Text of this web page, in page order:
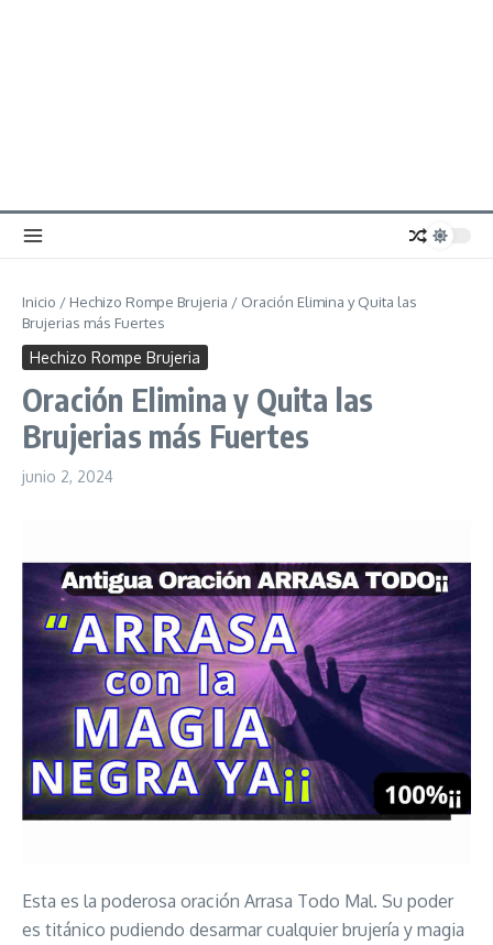
Inicio / Hechizo Rompe Brujeria / Oración Elimina y Quita las
Brujerias más Fuertes
Hechizo Rompe Brujeria
Oración Elimina y Quita las
Brujerias más Fuertes
junio 2, 2024
Esta es la poderosa oración Arrasa Todo Mal. Su poder
es titánico pudiendo desarmar cualquier brujería y magia